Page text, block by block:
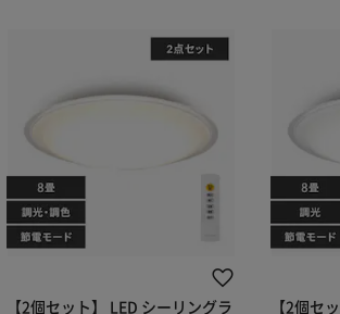
【2個セット】 LED シーリングラ 【2個セ